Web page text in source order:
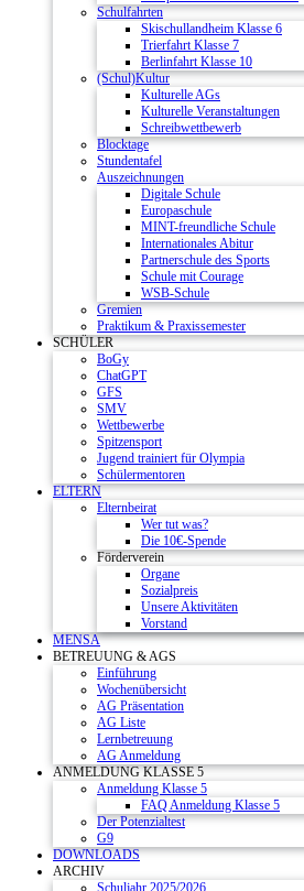
Schulfahrten
Skischullandheim Klasse 6
Trierfahrt Klasse 7
Berlinfahrt Klasse 10
(Schul)Kultur
Kulturelle AGs
Kulturelle Veranstaltungen
Schreibwettbewerb
Blocktage
Stundentafel
Auszeichnungen
Digitale Schule
Europaschule
MINT-freundliche Schule
Internationales Abitur
Partnerschule des Sports
Schule mit Courage
WSB-Schule
Gremien
Praktikum & Praxissemester
SCHÜLER
BoGy
ChatGPT
GFS
SMV
Wettbewerbe
Spitzensport
Jugend trainiert für Olympia
Schülermentoren
ELTERN
Elternbeirat
Wer tut was?
Die 10€-Spende
Förderverein
Organe
Sozialpreis
Unsere Aktivitäten
Vorstand
MENSA
BETREUUNG & AGS
Einführung
Wochenübersicht
AG Präsentation
AG Liste
Lernbetreuung
AG Anmeldung
ANMELDUNG KLASSE 5
Anmeldung Klasse 5
FAQ Anmeldung Klasse 5
Der Potenzialtest
G9
DOWNLOADS
ARCHIV
Schuljahr 2025/2026